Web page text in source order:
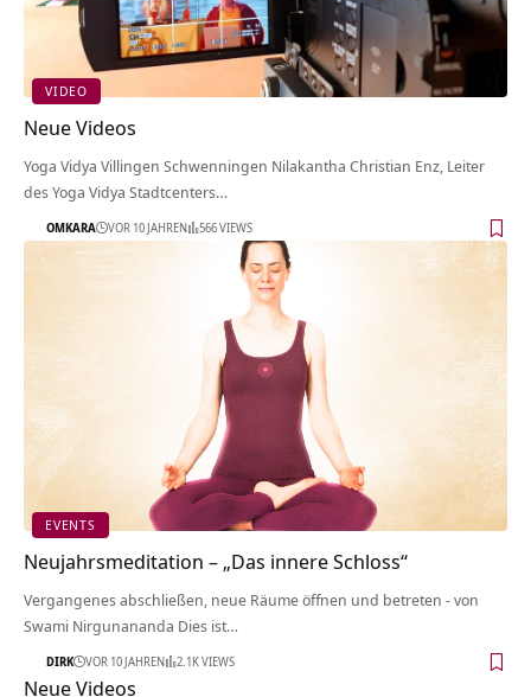
VIDEO
Neue Videos
Yoga Vidya Villingen Schwenningen Nilakantha Christian Enz, Leiter
des Yoga Vidya Stadtcenters…
OMKARA VOR 10 JAHREN 566 VIEWS
EVENTS
Neujahrsmeditation – „Das innere Schloss“
Vergangenes abschließen, neue Räume öffnen und betreten - von
Swami Nirgunananda Dies ist…
DIRK VOR 10 JAHREN 2.1K VIEWS
Neue Videos